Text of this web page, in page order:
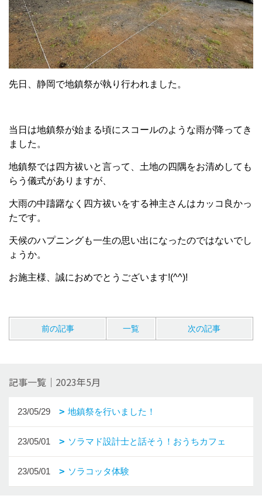
先日、静岡で地鎮祭が執り行われました。
当日は地鎮祭が始まる頃にスコールのような雨が降ってき
ました。
地鎮祭では四方祓いと言って、土地の四隅をお清めしても
らう儀式がありますが、
大雨の中躊躇なく四方祓いをする神主さんはカッコ良かっ
たです。
天候のハプニングも一生の思い出になったのではないでし
ょうか。
お施主様、誠におめでとうございます!(^^)!
前の記事 一覧 次の記事
記事一覧｜2023年5月
23/05/29 地鎮祭を行いました！
23/05/01 ソラマド設計士と話そう！おうちカフェ
23/05/01 ソラコッタ体験